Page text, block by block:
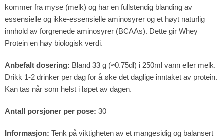
kommer fra myse (melk) og har en fullstendig blanding av
essensielle og ikke-essensielle aminosyrer og et høyt naturlig
innhold av forgrenede aminosyrer (BCAAs). Dette gir Whey
Protein en høy biologisk verdi.
Anbefalt dosering: Bland 33 g (≈0.75dl) i 250ml vann eller melk.
Drikk 1-2 drinker per dag for å øke det daglige inntaket av protein.
Kan tas når som helst i løpet av dagen.
Antall porsjoner per pose: 30
Informasjon: Tenk på viktigheten av et mangesidig og balansert